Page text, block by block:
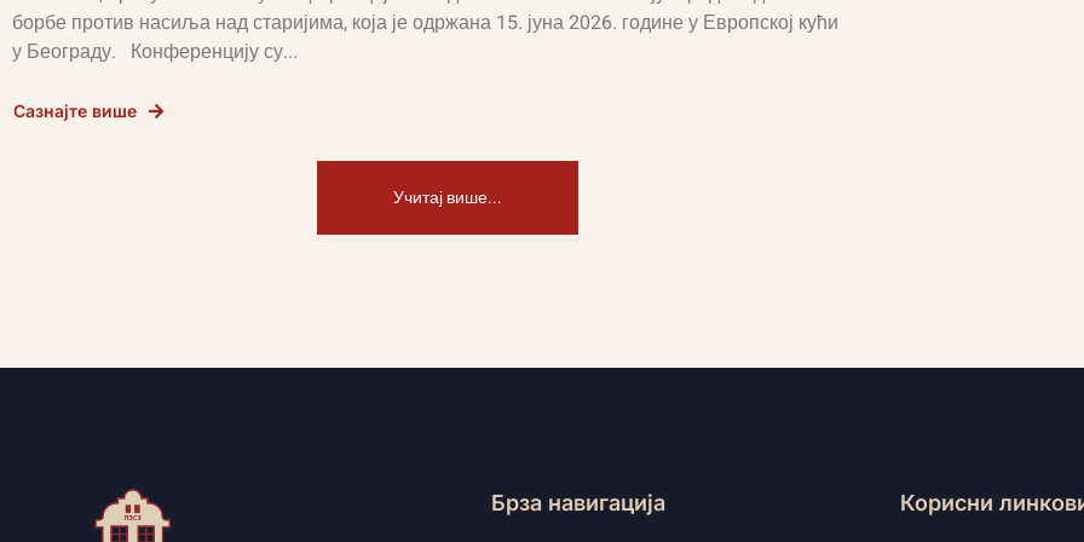
борбе против насиља над старијима, која је одржана 15. јуна 2026. године у Европској кући
у Београду. Конференцију су...
Сазнајте више
Учитај више...
Брза навигација Корисни